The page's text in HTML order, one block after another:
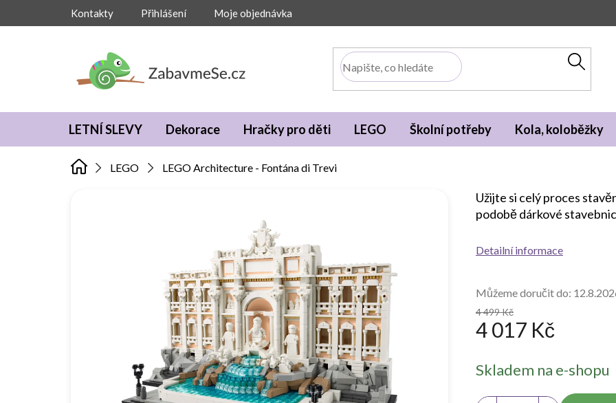
Kontakty Přihlášení Moje objednávka
LETNÍ SLEVY Dekorace Hračky pro děti LEGO Školní potřeby Kola, koloběžky
LEGO LEGO Architecture - Fontána di Trevi
4 499 Kč
4 017 Kč
cena:
Skladem na e-shopu
Můžeme doručit do:
Užijte si celý proces
podobě dárkové
Detailní informace